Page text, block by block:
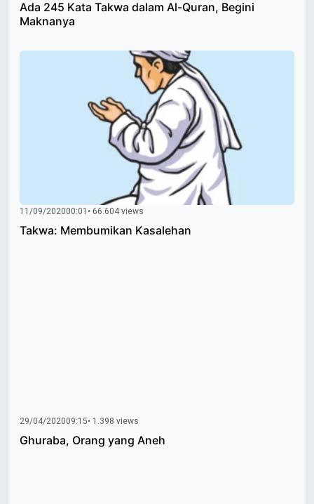
Ada 245 Kata Takwa dalam Al-Quran, Begini
Maknanya
11/09/202000:01 • 66.604 views
Takwa: Membumikan Kasalehan
29/04/202009:15• 1.398 views
Ghuraba, Orang yang Aneh